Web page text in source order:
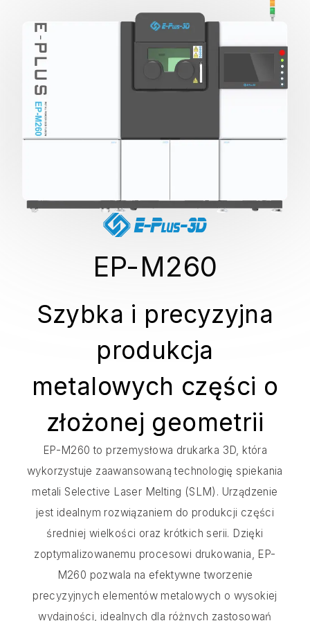
EP-M260
Szybka i precyzyjna
produkcja
metalowych części o
złożonej geometrii
EP-M260 to przemysłowa drukarka 3D, która
wykorzystuje zaawansowaną technologię spiekania
metali Selective Laser Melting (SLM). Urządzenie
jest idealnym rozwiązaniem do produkcji części
średniej wielkości oraz krótkich serii. Dzięki
zoptymalizowanemu procesowi drukowania, EP-
M260 pozwala na efektywne tworzenie
precyzyjnych elementów metalowych o wysokiej
wydajności, idealnych dla różnych zastosowań